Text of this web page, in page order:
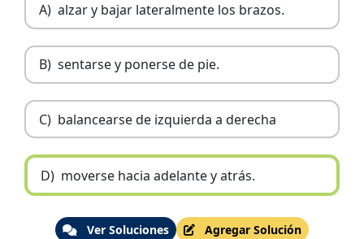
A) alzar y bajar lateralmente los brazos.
B) sentarse y ponerse de pie.
C) balancearse de izquierda a derecha
D) moverse hacia adelante y atrás.
Ver Soluciones Agregar Solución